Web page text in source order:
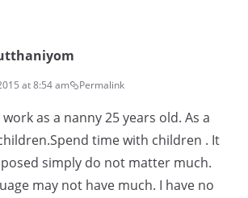
at 8:54 am Permalink
as a nanny 25 years old. As a
time with children . It
simply do not matter much.
may not have much. I have no